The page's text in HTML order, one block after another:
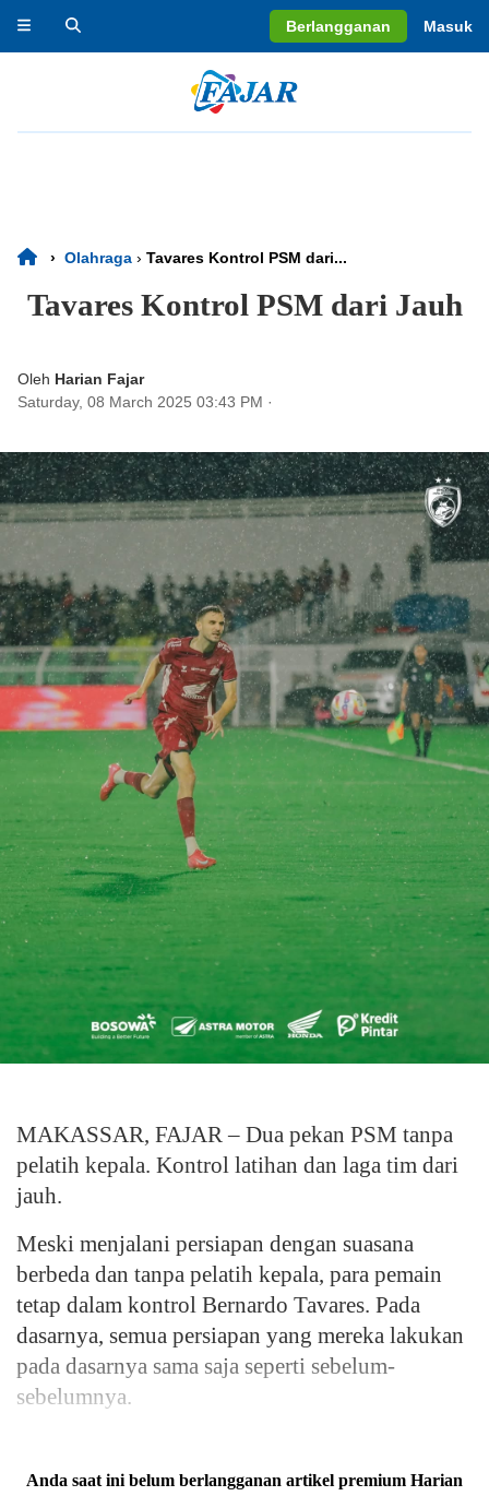
Berlangganan Masuk
› Olahraga › Tavares Kontrol PSM dari...
Tavares Kontrol PSM dari Jauh
Oleh Harian Fajar
Saturday, 08 March 2025 03:43 PM ·
MAKASSAR, FAJAR – Dua pekan PSM tanpa
pelatih kepala. Kontrol latihan dan laga tim dari
jauh.
Meski menjalani persiapan dengan suasana
berbeda dan tanpa pelatih kepala, para pemain
tetap dalam kontrol Bernardo Tavares. Pada
dasarnya, semua persiapan yang mereka lakukan
pada dasarnya sama saja seperti sebelum-
sebelumnya.
Anda saat ini belum berlangganan artikel premium Harian